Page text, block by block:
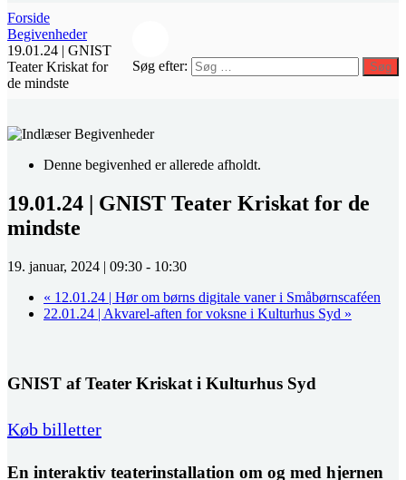
Søg efter: Søg
Forside
Begivenheder
19.01.24 | GNIST
Teater Kriskat for
de mindste
Denne begivenhed er allerede afholdt.
19.01.24 | GNIST Teater Kriskat for de
mindste
19. januar, 2024 | 09:30 - 10:30
« 12.01.24 | Hør om børns digitale vaner i Småbørnscaféen
22.01.24 | Akvarel-aften for voksne i Kulturhus Syd »
GNIST af Teater Kriskat i Kulturhus Syd
Køb billetter
En interaktiv teaterinstallation om og med hjernen